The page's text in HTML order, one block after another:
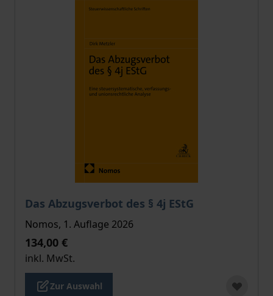
Das Abzugsverbot des § 4j EStG
Der Preis dieses Titels richtet sich nach der
Nomos, 1. Auflage 2026
134,00 €
inkl. MwSt.
Zur Auswahl